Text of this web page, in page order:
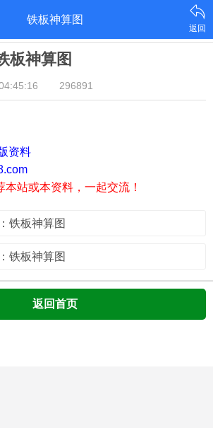
铁板神算图
返回
板神算图
296891
资料
站或本资料，一起交流！
铁板神算图
铁板神算图
返回首页